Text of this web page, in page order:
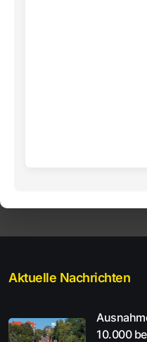
Aktuelle Nachrichten
10.000